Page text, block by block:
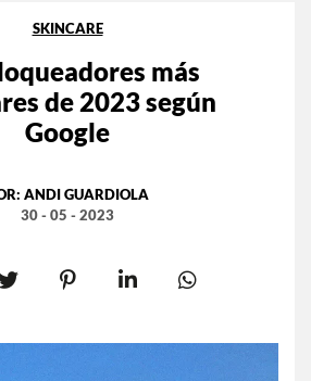
SKINCARE
más
de 2023 según
Google
ANDI GUARDIOLA
30 - 05 - 2023